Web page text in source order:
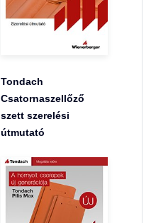
Tondach
Csatornaszellőző
szett szerelési
útmutató